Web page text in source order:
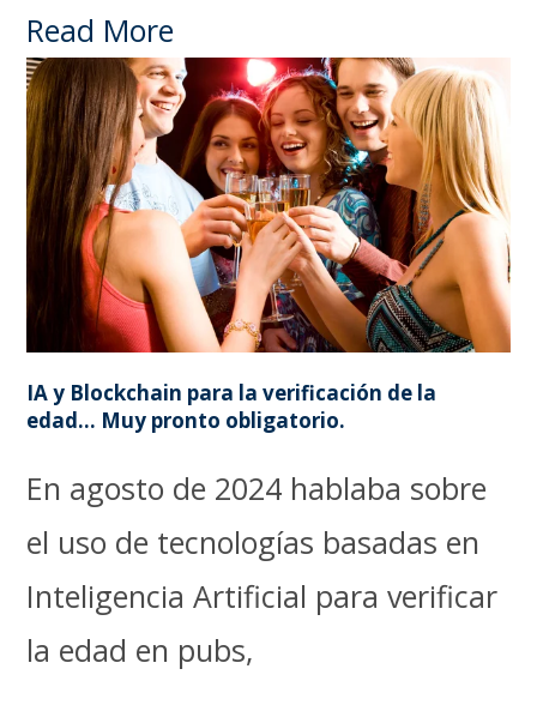
Read More
IA y Blockchain para la verificación de la
edad… Muy pronto obligatorio.
En agosto de 2024 hablaba sobre
el uso de tecnologías basadas en
Inteligencia Artificial para verificar
la edad en pubs,